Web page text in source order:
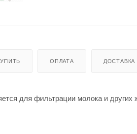
ОПЛАТА ДОСТАВКА
для фильтрации молока и других